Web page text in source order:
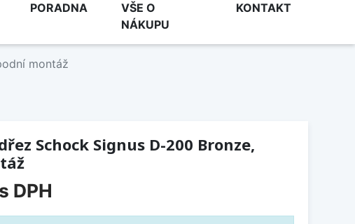
PORADNA
VŠE O
NÁKUPU
KONTAKT
montáž
Schock Signus D-200 Bronze,
s DPH